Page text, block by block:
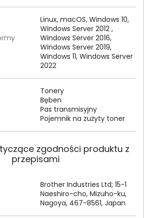
Linux, macOS, Windows 10,
Windows Server 2012 ,
Windows Server 2016,
Windows Server 2019,
Windows 11, Windows Server
2022
Tonery
Bęben
Pas transmisyjny
Pojemnik na zużyty toner
zgodności produktu z
przepisami
Brother Industries Ltd; 15-1
Naeshiro-cho, Mizuho-ku,
Nagoya, 467-8561, Japan